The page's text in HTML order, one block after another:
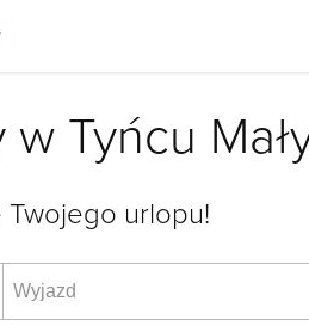
Tyńcu
urlopu!